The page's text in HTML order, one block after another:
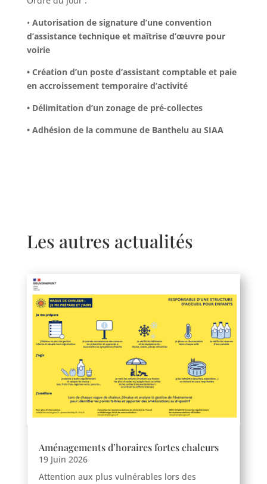
• Autorisation de signature d’une convention
d’assistance technique et maîtrise d’œuvre pour
voirie
• Création d’un poste d’assistant comptable et paie
en accroissement temporaire d’activité
• Délimitation d’un zonage de pré-collectes
• Adhésion de la commune de Banthelu au SIAA
Les autres actualités
Aménagements d’horaires fortes chaleurs
19 Juin 2026
Attention aux plus vulnérables lors des